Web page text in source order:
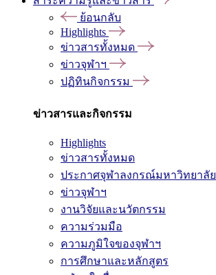
ย้อนกลับ
Highlights
ข่าวสารทั้งหมด
ข่าวจุฬาฯ
ปฏิทินกิจกรรม
ข่าวสารและกิจกรรม
Highlights
ข่าวสารทั้งหมด
ประกาศจุฬาลงกรณ์มหาวิทยาลัย
ข่าวจุฬาฯ
งานวิจัยและนวัตกรรม
ความร่วมมือ
ความภูมิใจของจุฬาฯ
การศึกษาและหลักสูตร